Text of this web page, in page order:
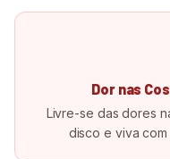
Dor nas
Livre-se das dores
disco e viva